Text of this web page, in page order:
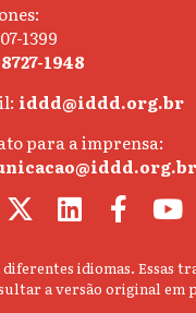
1399
1948
iddd@iddd.org.br
para a imprensa:
idiomas. Essas
a versão original